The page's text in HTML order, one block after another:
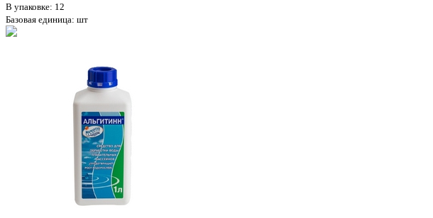
В упаковке: 12
Базовая единица: шт